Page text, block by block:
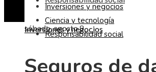
sábado, agosto 8
Inversiones y negocios
Ciencia y tecnología
Responsabilidad social
Inversiones y negocios
Seguros de